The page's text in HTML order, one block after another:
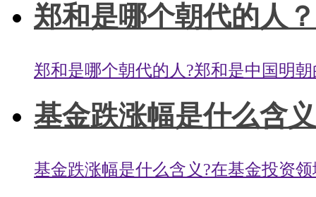
郑和是哪个朝代的人
郑和是哪个朝代的人?郑和是中国明
基金跌涨幅是什么含
基金跌涨幅是什么含义?在基金投资